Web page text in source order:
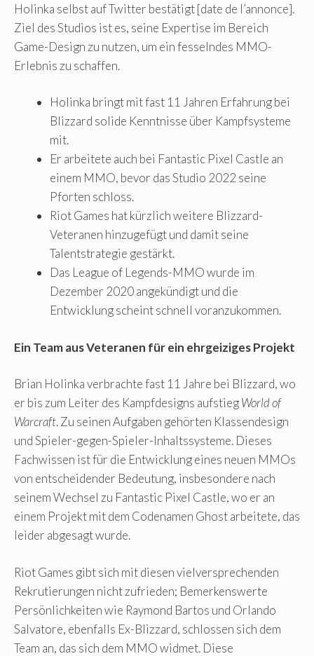
Holinka selbst auf Twitter bestätigt [date de l’annonce].
Ziel des Studios ist es, seine Expertise im Bereich
Game-Design zu nutzen, um ein fesselndes MMO-
Erlebnis zu schaffen.
Holinka bringt mit fast 11 Jahren Erfahrung bei
Blizzard solide Kenntnisse über Kampfsysteme
mit.
Er arbeitete auch bei Fantastic Pixel Castle an
einem MMO, bevor das Studio 2022 seine
Pforten schloss.
Riot Games hat kürzlich weitere Blizzard-
Veteranen hinzugefügt und damit seine
Talentstrategie gestärkt.
Das League of Legends-MMO wurde im
Dezember 2020 angekündigt und die
Entwicklung scheint schnell voranzukommen.
Ein Team aus Veteranen für ein ehrgeiziges Projekt
Brian Holinka verbrachte fast 11 Jahre bei Blizzard, wo
er bis zum Leiter des Kampfdesigns aufstiegWorld of
Warcraft. Zu seinen Aufgaben gehörten Klassendesign
und Spieler-gegen-Spieler-Inhaltssysteme. Dieses
Fachwissen ist für die Entwicklung eines neuen MMOs
von entscheidender Bedeutung, insbesondere nach
seinem Wechsel zu Fantastic Pixel Castle, wo er an
einem Projekt mit dem Codenamen Ghost arbeitete, das
leider abgesagt wurde.
Riot Games gibt sich mit diesen vielversprechenden
Rekrutierungen nicht zufrieden; Bemerkenswerte
Persönlichkeiten wie Raymond Bartos und Orlando
Salvatore, ebenfalls Ex-Blizzard, schlossen sich dem
Team an, das sich dem MMO widmet. Diese